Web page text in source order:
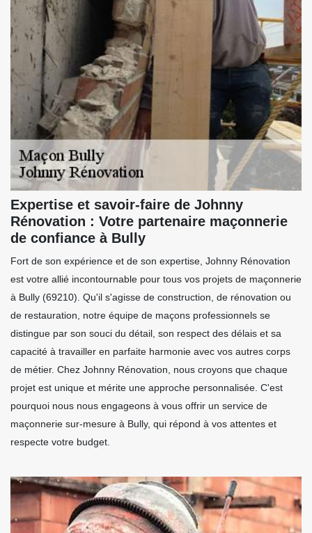
Expertise et savoir-faire de Johnny
Rénovation : Votre partenaire maçonnerie
de confiance à Bully
Fort de son expérience et de son expertise, Johnny Rénovation
est votre allié incontournable pour tous vos projets de maçonnerie
à Bully (69210). Qu'il s'agisse de construction, de rénovation ou
de restauration, notre équipe de maçons professionnels se
distingue par son souci du détail, son respect des délais et sa
capacité à travailler en parfaite harmonie avec vos autres corps
de métier. Chez Johnny Rénovation, nous croyons que chaque
projet est unique et mérite une approche personnalisée. C'est
pourquoi nous nous engageons à vous offrir un service de
maçonnerie sur-mesure à Bully, qui répond à vos attentes et
respecte votre budget.